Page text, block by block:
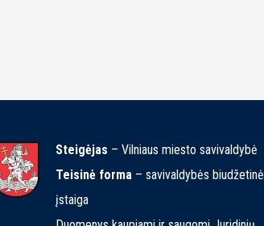
Steigėjas – Vilniaus miesto savivaldybė
Teisinė forma – savivaldybės biudžetinė
įstaiga